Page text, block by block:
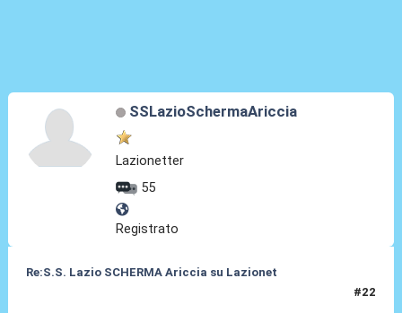
SSLazioSchermaAriccia
Lazionetter
55
Registrato
Re:S.S. Lazio SCHERMA Ariccia su Lazionet
#22